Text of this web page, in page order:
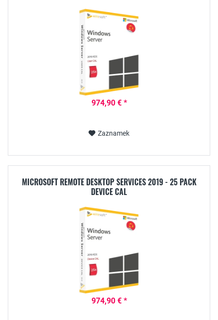
974,90 € *
Zaznamek
MICROSOFT REMOTE DESKTOP SERVICES 2019 - 25 PACK
DEVICE CAL
974,90 € *